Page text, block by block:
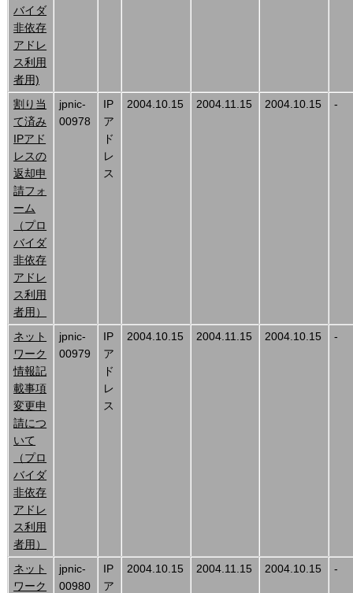
バイダ
非依存
アドレ
ス利用
者用)
割り当
て済み
IPアド
レスの
返却申
請フォ
ーム
（プロ
バイダ
非依存
アドレ
ス利用
者用）
jpnic-
00978
IP
ア
ド
レ
ス
2004.10.15 2004.11.15 2004.10.15 -
ネット
ワーク
情報記
載事項
変更申
請につ
いて
（プロ
バイダ
非依存
アドレ
ス利用
者用）
jpnic-
00979
IP
ア
ド
レ
ス
2004.10.15 2004.11.15 2004.10.15 -
ネット
ワーク
jpnic-
00980
IP
ア
2004.10.15 2004.11.15 2004.10.15 -